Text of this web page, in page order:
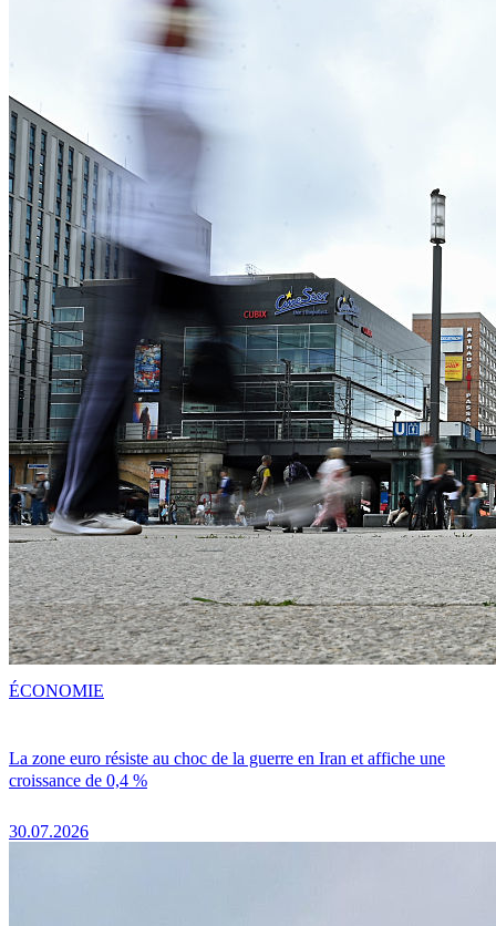
La zone euro résiste au choc de la guerre en Iran et affiche une
croissance de 0,4 %
30.07.2026
ÉCONOMIE